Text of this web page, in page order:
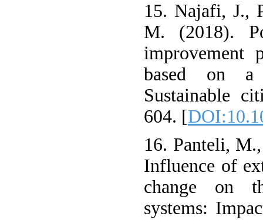
15. Najafi, J.,
M. (2018).
improvement
based on a
Sustainable
604. [
16. Panteli,
Influence of
change on
systems: